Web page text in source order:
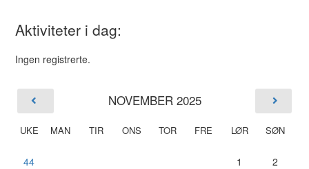
Aktiviteter i dag:
Ingen registrerte.
NOVEMBER 2025
UKE MAN TIR ONS TOR FRE LØR SØN
44 1 2